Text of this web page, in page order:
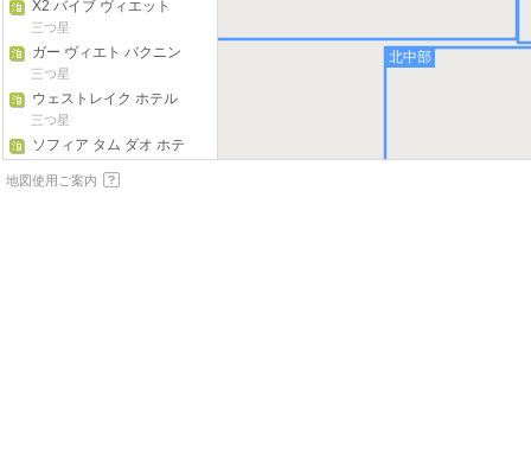
X2 バイブ ヴィエット
トリ ホテル
三つ星
ガー ヴィエト バクニン
ラグジュアリー ホテル
三つ星
ウェストレイク ホテル
& リゾート ヴィン フッ
ク
三つ星
ソフィア タム ダオ ホテ
ル & スパ
サオ マイ ホステル
北中部
地図使用ご案内